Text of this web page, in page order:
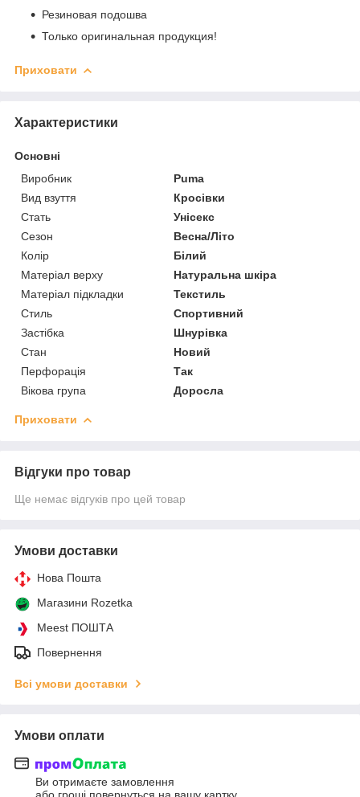
Резиновая подошва
Только оригинальная продукция!
Приховати
Характеристики
Основні
Виробник
Puma
Вид взуття
Кросівки
Стать
Унісекс
Сезон
Весна/Літо
Колір
Білий
Матеріал верху
Натуральна шкіра
Матеріал підкладки
Текстиль
Стиль
Спортивний
Застібка
Шнурівка
Стан
Новий
Перфорація
Так
Вікова група
Доросла
Приховати
Відгуки про товар
Ще немає відгуків про цей товар
Умови доставки
Нова Пошта
Магазини Rozetka
Meest ПОШТА
Повернення
Всі умови доставки
Умови оплати
Ви отримаєте замовлення